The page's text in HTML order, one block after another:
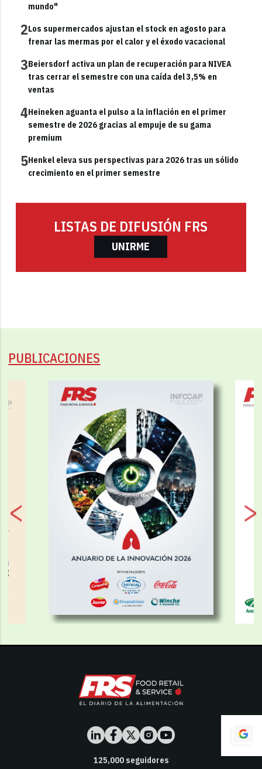
mundo"
2Los supermercados ajustan el stock en agosto para
frenar las mermas por el calor y el éxodo vacacional
3Beiersdorf activa un plan de recuperación para NIVEA
tras cerrar el semestre con una caída del 3,5% en
ventas
4Heineken aguanta el pulso a la inflación en el primer
semestre de 2026 gracias al empuje de su gama
premium
5Henkel eleva sus perspectivas para 2026 tras un sólido
crecimiento en el primer semestre
LISTAS DE DIFUSIÓN FRS
UNIRME
PUBLICACIONES
125,000seguidores